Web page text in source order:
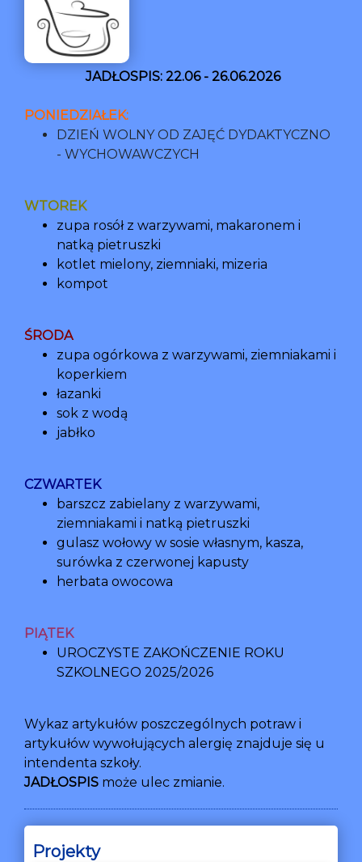
JADŁOSPIS: 22.06 - 26.06.2026
PONIEDZIAŁEK:
DZIEŃ WOLNY OD ZAJĘĆ DYDAKTYCZNO
- WYCHOWAWCZYCH
WTOREK
zupa rosół z warzywami, makaronem i
natką pietruszki
kotlet mielony, ziemniaki, mizeria
kompot
ŚRODA
zupa ogórkowa z warzywami, ziemniakami i
koperkiem
łazanki
sok z wodą
jabłko
CZWARTEK
barszcz zabielany z warzywami,
ziemniakami i natką pietruszki
gulasz wołowy w sosie własnym, kasza,
surówka z czerwonej kapusty
herbata owocowa
PIĄTEK
UROCZYSTE ZAKOŃCZENIE ROKU
SZKOLNEGO 2025/2026
Wykaz artykułów poszczególnych potraw i
artykułów wywołujących alergię znajduje się u
intendenta szkoły.
JADŁOSPIS może ulec zmianie.
Projekty